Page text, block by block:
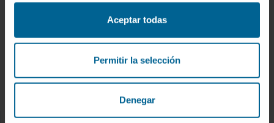
Aceptar todas
Permitir la selección
Denegar